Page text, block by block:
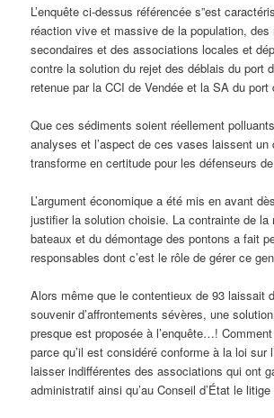
L’enquête ci-dessus référencée s”est
réaction vive et massive de la population, des
secondaires et des associations locales et
contre la solution du rejet des déblais du port
retenue par la CCI de Vendée et la SA du port
Que ces sédiments soient réellement
analyses et l’aspect de ces vases laissent un
transforme en certitude pourles défenseurs
L’argument économique a été mis en avant
justifier la solution choisie. La contrainte de la
bateaux et du démontage des pontons a fait
responsables dont c’est le rôle de gérer ce
Alors même que le contentieux de 93 laissait
souvenir d’affrontements sévères, une
presque est proposée à l’enquête…!
parce qu’il est considéré conforme à la loi sur
laisser indifférentes des associations qui ont
administratif ainsi qu’au Conseil d’État le